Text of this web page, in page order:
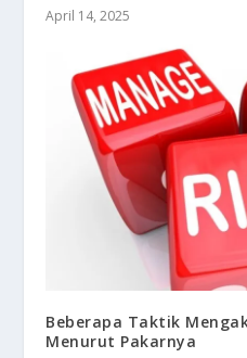
April 14, 2025
Beberapa Taktik
Menurut Pakarnya